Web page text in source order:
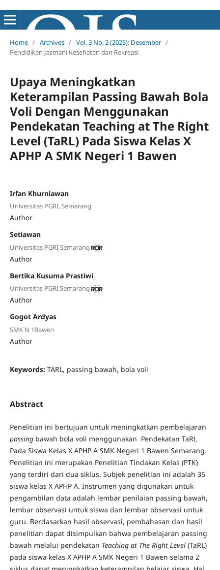
Home / Archives / Vol. 3 No. 2 (2025): Desember /
Pendidikan Jasmani Kesehatan dan Rekreasi
Upaya Meningkatkan
Keterampilan Passing Bawah Bola
Voli Dengan Menggunakan
Pendekatan Teaching at The Right
Level (TaRL) Pada Siswa Kelas X
APHP A SMK Negeri 1 Bawen
Irfan Khurniawan
Universitas PGRI, Semarang
Author
Setiawan
Universitas PGRI Semarang
Author
Bertika Kusuma Prastiwi
Universitas PGRI Semarang
Author
Gogot Ardyas
SMK N 1Bawen
Author
Keywords: TARL, passing bawah, bola voli
Abstract
Penelitian ini bertujuan untuk meningkatkan pembelajaran
passing bawah bola voli menggunakan Pendekatan TaRL
Pada Siswa Kelas X APHP A SMK Negeri 1 Bawen Semarang.
Penelitian ini merupakan Penelitian Tindakan Kelas (PTK)
yang terdiri dari dua siklus. Subjek penelitian ini adalah 35
siswa kelas X APHP A. Instrumen yang digunakan untuk
pengambilan data adalah lembar penilaian passing bawah,
lembar observasi untuk siswa dan lembar observasi untuk
guru. Berdasarkan hasil observasi, pembahasan dan hasil
penelitian dapat disimpulkan bahwa pembelajaran passing
bawah melalui pendekatan Teaching at The Right Level(TaRL)
pada siswa kelas X APHP A SMK Negeri 1 Bawen selama 2